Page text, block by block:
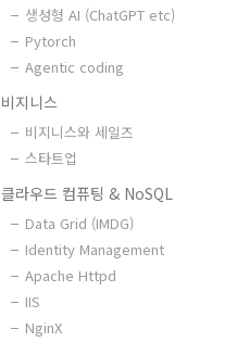
생성형 AI (ChatGPT etc)
Pytorch
Agentic coding
비지니스
비지니스와 세일즈
스타트업
클라우드 컴퓨팅 & NoSQL
Data Grid (IMDG)
Identity Management
Apache Httpd
IIS
NginX